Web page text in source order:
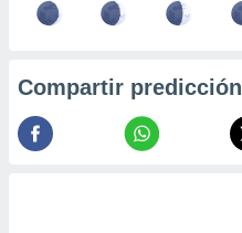
Compartir predicción